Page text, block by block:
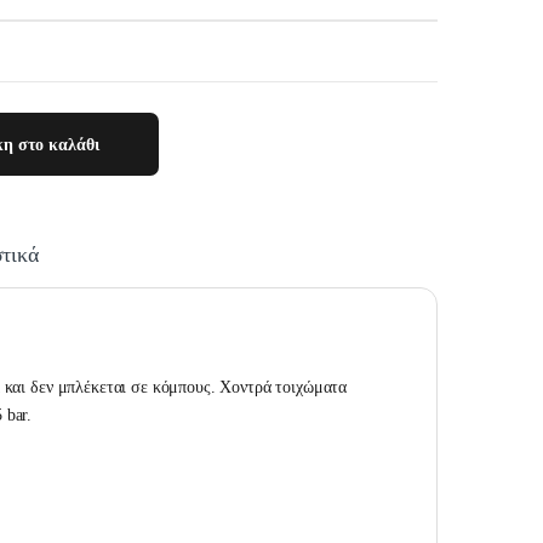
στο καλάθι
δεν μπλέκεται σε κόμπους. Χοντρά τοιχώματα
bar.